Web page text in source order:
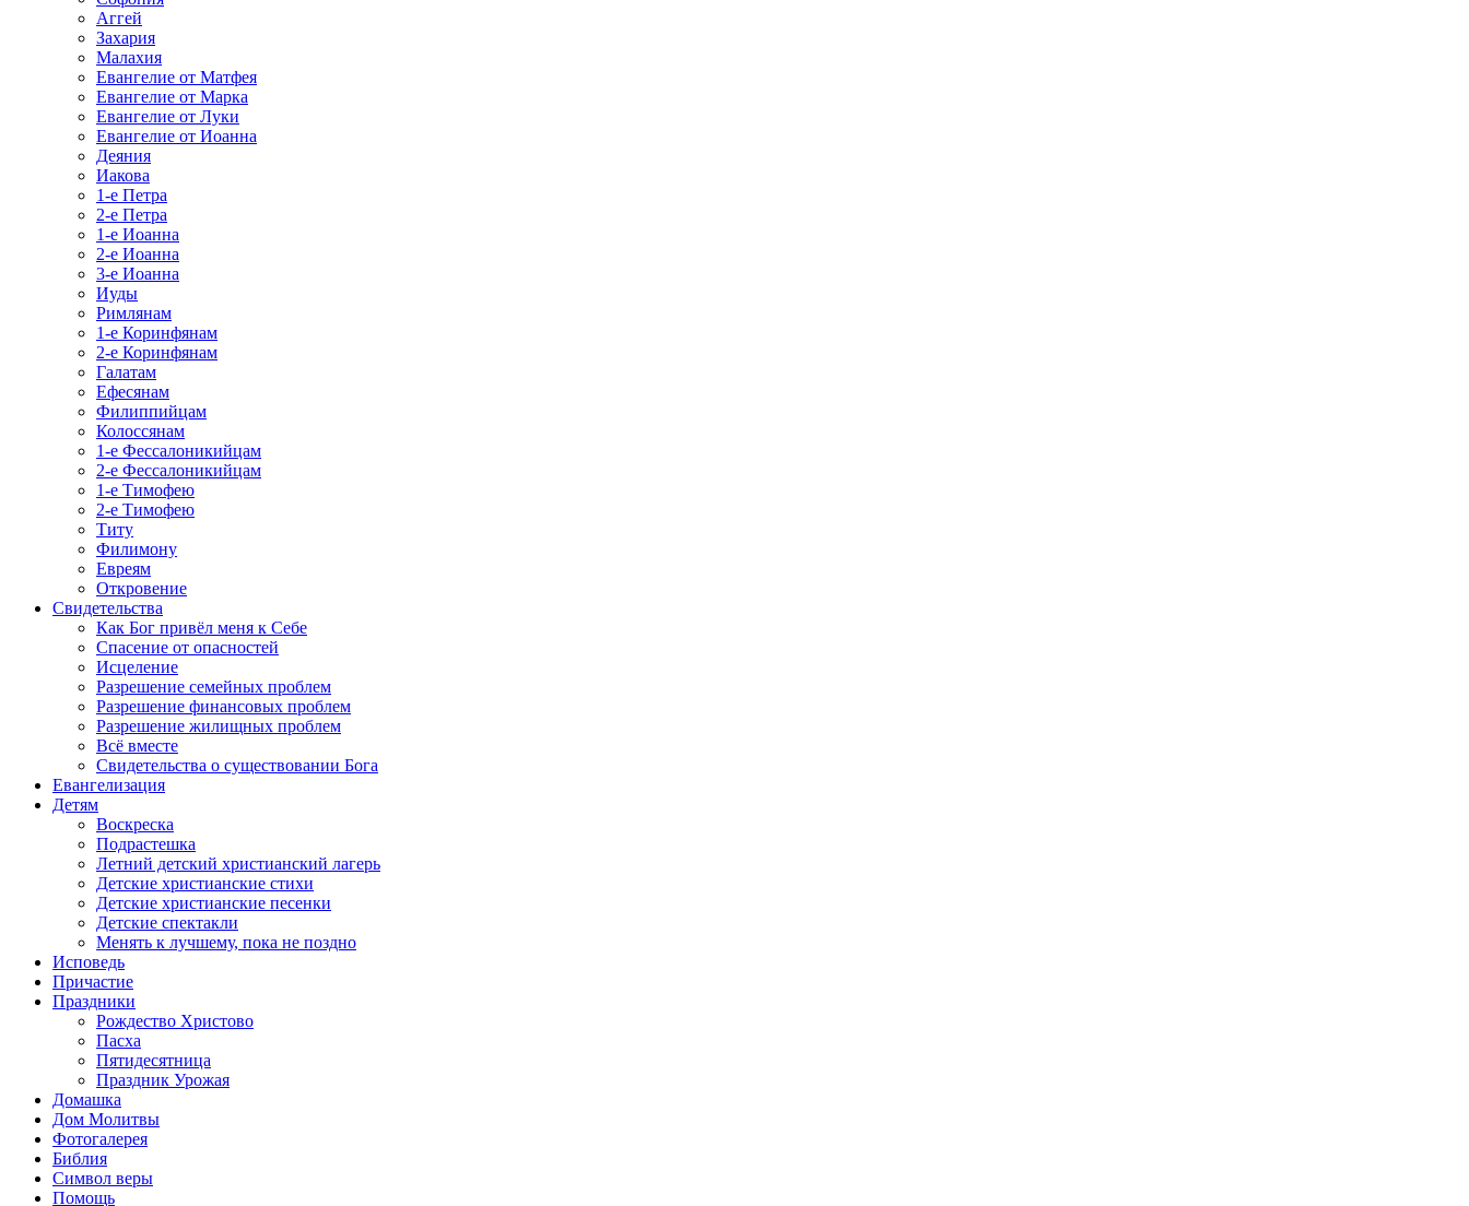
Аггей
Захария
Малахия
Евангелие от Матфея
Евангелие от Марка
Евангелие от Луки
Евангелие от Иоанна
Деяния
Иакова
1-е Петра
2-е Петра
1-е Иоанна
2-е Иоанна
3-е Иоанна
Иуды
Римлянам
1-е Коринфянам
2-е Коринфянам
Галатам
Ефесянам
Филиппийцам
Колоссянам
1-е Фессалоникийцам
2-е Фессалоникийцам
1-е Тимофею
2-е Тимофею
Титу
Филимону
Евреям
Откровение
Свидетельства
Как Бог привёл меня к Себе
Спасение от опасностей
Исцеление
Разрешение семейных проблем
Разрешение финансовых проблем
Разрешение жилищных проблем
Всё вместе
Свидетельства о существовании Бога
Евангелизация
Детям
Воскреска
Подрастешка
Летний детский христианский лагерь
Детские христианские стихи
Детские христианские песенки
Детские спектакли
Менять к лучшему, пока не поздно
Исповедь
Причастие
Праздники
Рождество Христово
Пасха
Пятидесятница
Праздник Урожая
Домашка
Дом Молитвы
Фотогалерея
Библия
Символ веры
Помощь